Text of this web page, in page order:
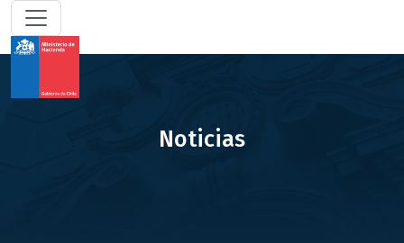
Noticias